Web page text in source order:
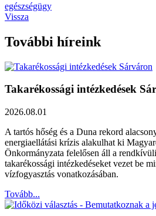
egészségügy
Vissza
További híreink
Takarékossági intézkedések
2026.08.01
A tartós hőség és a Duna rekord
energiaellátási krízis alakulhat ki
Önkormányzata felelősen áll a
takarékossági intézkedéseket vezet be
vízfogyasztás vonatkozásában.
Tovább...